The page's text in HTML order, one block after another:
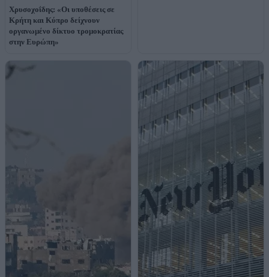
Χρυσοχοΐδης: «Οι υποθέσεις σε
Κρήτη και Κύπρο δείχνουν
οργανωμένο δίκτυο τρομοκρατίας
στην Ευρώπη»